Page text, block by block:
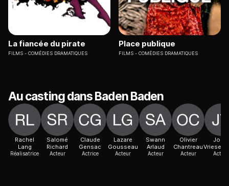
La fiancée du pirate
FILMS COMÉDIES DRAMATIQUES
Place publique
FILMS COMÉDIES DRAMATIQUES
Au casting dans Baden Baden
Rachel
Lang
Réalisatrice
Salomé
Richard
Acteur
Claude
Gensac
Actrice
Lazare
Gousseau
Acteur
Swann
Arlaud
Acteur
Olivier
Chantreau
Acteur
Jorijn
Acteur